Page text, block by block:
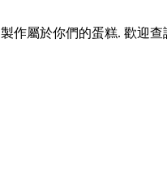
作屬於你們的蛋糕. 歡迎查